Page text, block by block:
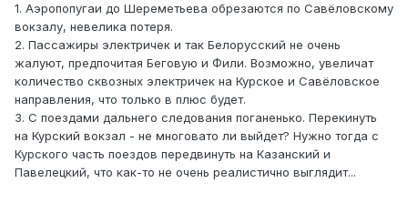
1. Аэропопугаи до Шереметьева обрезаются по Савёловскому
вокзалу, невелика потеря.
2. Пассажиры электричек и так Белорусский не очень
жалуют, предпочитая Беговую и Фили. Возможно, увеличат
количество сквозных электричек на Курское и Савёловское
направления, что только в плюс будет.
3. С поездами дальнего следования поганенько. Перекинуть
на Курский вокзал - не многовато ли выйдет? Нужно тогда с
Курского часть поездов передвинуть на Казанский и
Павелецкий, что как-то не очень реалистично выглядит...